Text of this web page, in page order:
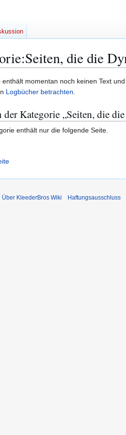
:Seiten, die die
enthält momentan noch keinen Text
Logbücher betrachten.
der Kategorie „Seiten, die
enthält nur die folgende Seite.
Über KleederBros Wiki Haftungsausschluss